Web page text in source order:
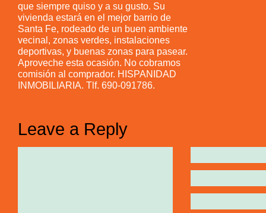
que siempre quiso y a su gusto. Su
vivienda estará en el mejor barrio de
Santa Fe, rodeado de un buen ambiente
vecinal, zonas verdes, instalaciones
deportivas, y buenas zonas para pasear.
Aproveche esta ocasión. No cobramos
comisión al comprador. HISPANIDAD
INMOBILIARIA. Tlf. 690-091786.
Leave a Reply